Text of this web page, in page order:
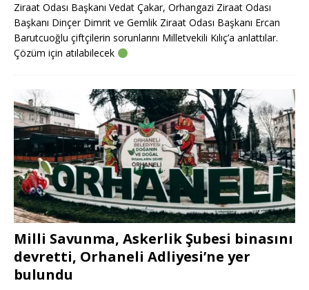
Ziraat Odası Başkanı Vedat Çakar, Orhangazi Ziraat Odası
Başkanı Dinçer Dimrit ve Gemlik Ziraat Odası Başkanı Ercan
Barutcuoğlu çiftçilerin sorunlarını Milletvekili Kılıç’a anlattılar.
Çözüm için atılabilecek
Milli Savunma, Askerlik Şubesi binasını
devretti, Orhaneli Adliyesi’ne yer
bulundu